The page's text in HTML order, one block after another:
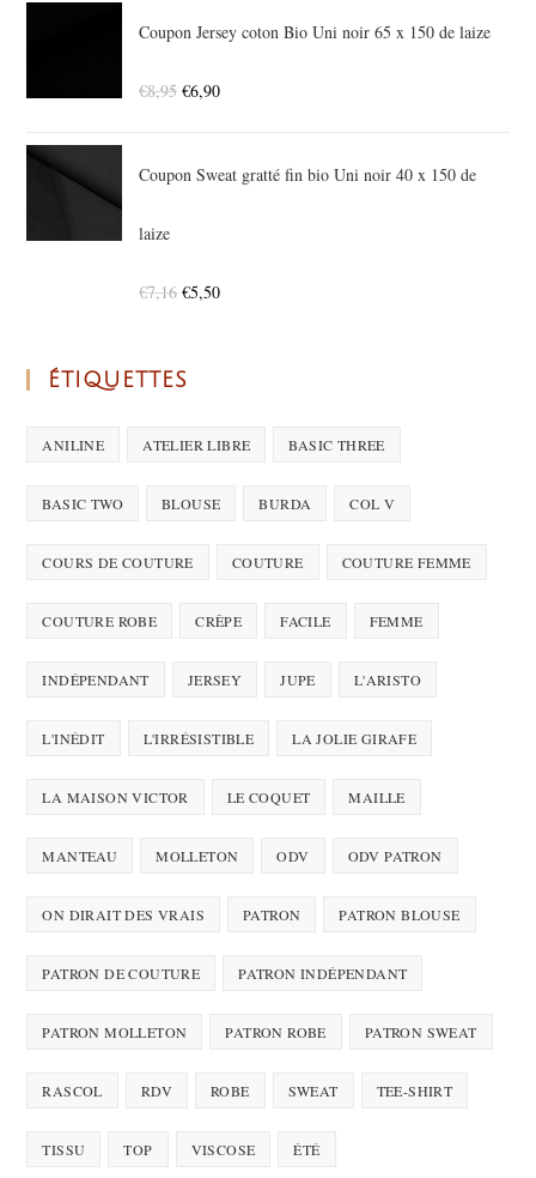
Coupon Jersey coton Bio Uni noir 65 x 150 de laize
€8,95 €6,90
Coupon Sweat gratté fin bio Uni noir 40 x 150 de
laize
€7,16 €5,50
ÉTIQUETTES
ANILINE ATELIER LIBRE BASIC THREE
BASIC TWO BLOUSE BURDA COL V
COURS DE COUTURE COUTURE COUTURE FEMME
COUTURE ROBE CRÊPE FACILE FEMME
INDÉPENDANT JERSEY JUPE L'ARISTO
L'INÉDIT L'IRRÉSISTIBLE LA JOLIE GIRAFE
LA MAISON VICTOR LE COQUET MAILLE
MANTEAU MOLLETON ODV ODV PATRON
ON DIRAIT DES VRAIS PATRON PATRON BLOUSE
PATRON DE COUTURE PATRON INDÉPENDANT
PATRON MOLLETON PATRON ROBE PATRON SWEAT
RASCOL RDV ROBE SWEAT TEE-SHIRT
TISSU TOP VISCOSE ÉTÉ